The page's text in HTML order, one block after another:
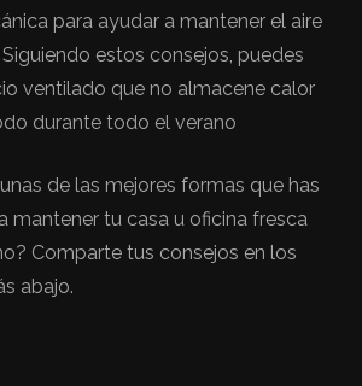
para ayudar a mantener el aire
estos consejos, puedes
ventilado que no almacene calor
durante todo el verano
de las mejores formas que has
mantener tu casa u oficina fresca
Comparte tus consejos en los
abajo.